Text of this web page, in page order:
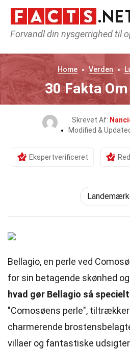
Forvandl din nysgerrighed til
Home Verden
30 Fakta
Skrevet Af:
Modified &
Ekspertverificeret
Bellagio, en perle ved
for sin betagende skønhed
hvad gør Bellagio så
"Comosøens perle",
charmerende
villaer og fantastiske